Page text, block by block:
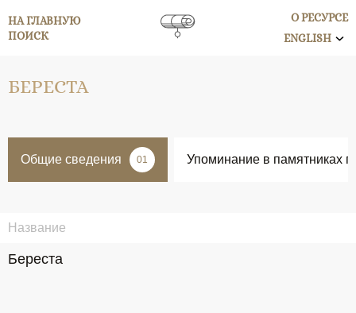
НА ГЛАВНУЮ
ПОИСК
О РЕСУРСЕ
ENGLISH
БЕРЕСТА
Общие сведения 01 Упоминание в памятниках
Название
Береста